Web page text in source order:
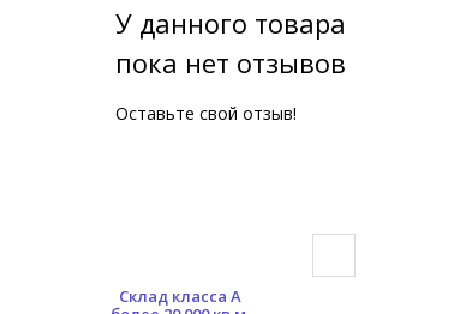
У данного товара
пока нет отзывов
Оставьте свой отзыв!
Склад класса А